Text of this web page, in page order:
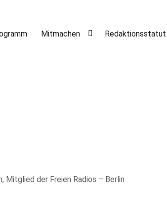
Mitmachen Redaktionsstatut
Mitglied der Freien Radios – Berlin